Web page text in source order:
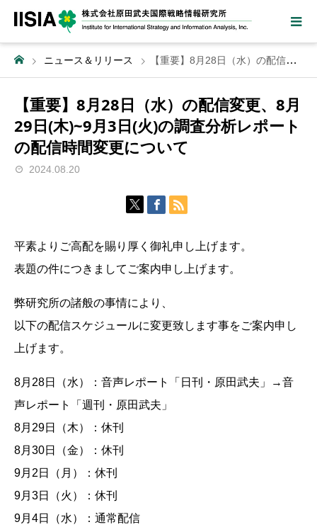
ニュース＆リリース 【重要】8月28日（水）の配信変更、8月29日(木)~9月3日(火)の調査分析レポートの配信時間変更について
【重要】8月28日（水）の配信変更、8月
29日(木)~9月3日(火)の調査分析レポート
の配信時間変更について
2024.08.20
平素よりご高配を賜り厚く御礼申し上げます。
表題の件につきましてご案内申し上げます。
弊研究所の諸般の事情により、
以下の配信スケジュールに変更致します事をご案内申し
上げます。
8月28日（水）：音声レポート「日刊・原田武夫」→音
声レポート「週刊・原田武夫」
8月29日（木）：休刊
8月30日（金）：休刊
9月2日（月）：休刊
9月3日（火）：休刊
9月4日（水）：通常配信